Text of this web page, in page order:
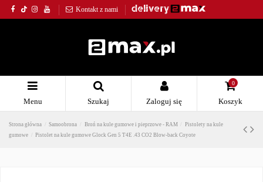
Kontakt z nami
Menu Szukaj Zaloguj się
0
Koszyk
Strona główna Samoobrona Broń na kule gumowe i pieprzowe - RAM
Pistolety na kule
gumowe
Pistolet na kule gumowe Glock Gen 5 T4E .43 CO2 Blow-back Coyote